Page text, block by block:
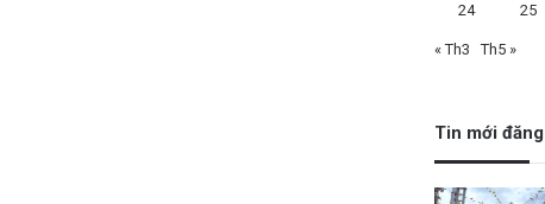
24 25
« Th3 Th5 »
Tin mới đăng